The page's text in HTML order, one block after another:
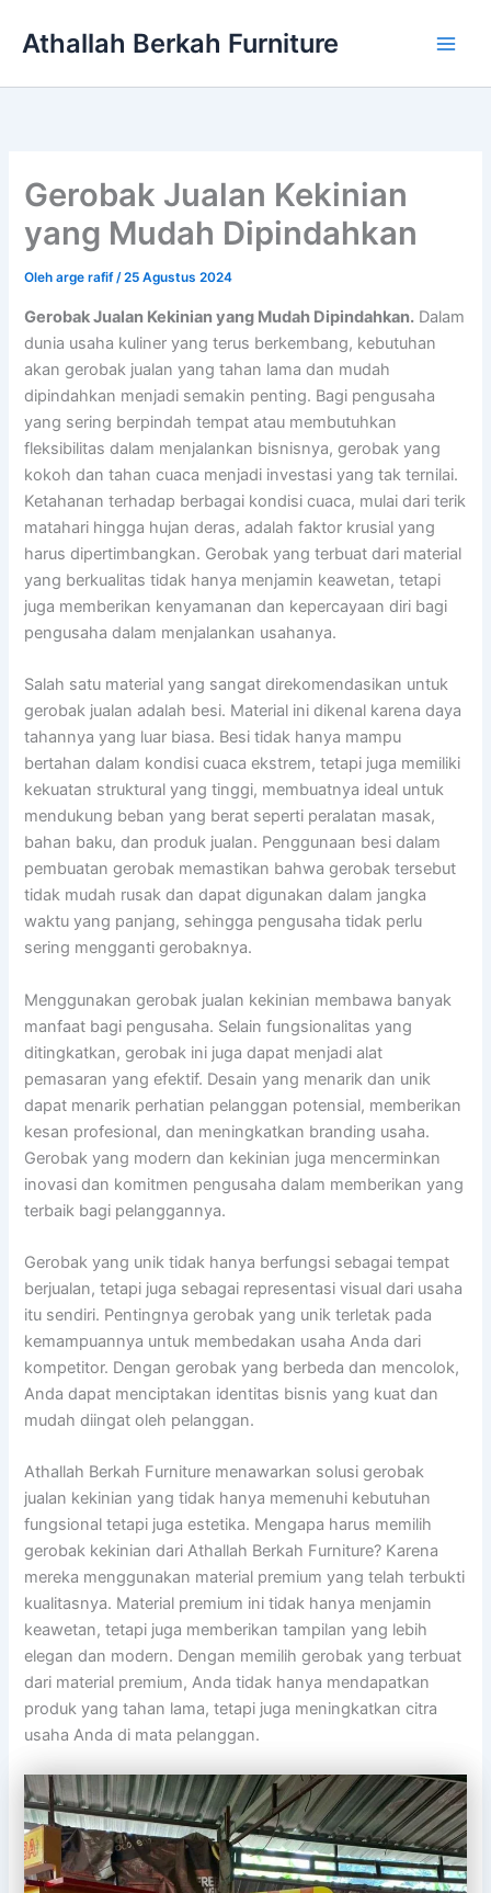
Athallah Berkah Furniture
Gerobak Jualan Kekinian
yang Mudah Dipindahkan
Oleharge rafif/25 Agustus 2024
Gerobak Jualan Kekinian yang Mudah Dipindahkan. Dalam
dunia usaha kuliner yang terus berkembang, kebutuhan
akan gerobak jualan yang tahan lama dan mudah
dipindahkan menjadi semakin penting. Bagi pengusaha
yang sering berpindah tempat atau membutuhkan
fleksibilitas dalam menjalankan bisnisnya, gerobak yang
kokoh dan tahan cuaca menjadi investasi yang tak ternilai.
Ketahanan terhadap berbagai kondisi cuaca, mulai dari terik
matahari hingga hujan deras, adalah faktor krusial yang
harus dipertimbangkan. Gerobak yang terbuat dari material
yang berkualitas tidak hanya menjamin keawetan, tetapi
juga memberikan kenyamanan dan kepercayaan diri bagi
pengusaha dalam menjalankan usahanya.
Salah satu material yang sangat direkomendasikan untuk
gerobak jualan adalah besi. Material ini dikenal karena daya
tahannya yang luar biasa. Besi tidak hanya mampu
bertahan dalam kondisi cuaca ekstrem, tetapi juga memiliki
kekuatan struktural yang tinggi, membuatnya ideal untuk
mendukung beban yang berat seperti peralatan masak,
bahan baku, dan produk jualan. Penggunaan besi dalam
pembuatan gerobak memastikan bahwa gerobak tersebut
tidak mudah rusak dan dapat digunakan dalam jangka
waktu yang panjang, sehingga pengusaha tidak perlu
sering mengganti gerobaknya.
Menggunakan gerobak jualan kekinian membawa banyak
manfaat bagi pengusaha. Selain fungsionalitas yang
ditingkatkan, gerobak ini juga dapat menjadi alat
pemasaran yang efektif. Desain yang menarik dan unik
dapat menarik perhatian pelanggan potensial, memberikan
kesan profesional, dan meningkatkan branding usaha.
Gerobak yang modern dan kekinian juga mencerminkan
inovasi dan komitmen pengusaha dalam memberikan yang
terbaik bagi pelanggannya.
Gerobak yang unik tidak hanya berfungsi sebagai tempat
berjualan, tetapi juga sebagai representasi visual dari usaha
itu sendiri. Pentingnya gerobak yang unik terletak pada
kemampuannya untuk membedakan usaha Anda dari
kompetitor. Dengan gerobak yang berbeda dan mencolok,
Anda dapat menciptakan identitas bisnis yang kuat dan
mudah diingat oleh pelanggan.
Athallah Berkah Furniture menawarkan solusi gerobak
jualan kekinian yang tidak hanya memenuhi kebutuhan
fungsional tetapi juga estetika. Mengapa harus memilih
gerobak kekinian dari Athallah Berkah Furniture? Karena
mereka menggunakan material premium yang telah terbukti
kualitasnya. Material premium ini tidak hanya menjamin
keawetan, tetapi juga memberikan tampilan yang lebih
elegan dan modern. Dengan memilih gerobak yang terbuat
dari material premium, Anda tidak hanya mendapatkan
produk yang tahan lama, tetapi juga meningkatkan citra
usaha Anda di mata pelanggan.